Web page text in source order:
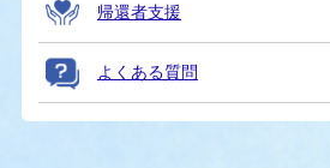
帰還者支援
よくある質問